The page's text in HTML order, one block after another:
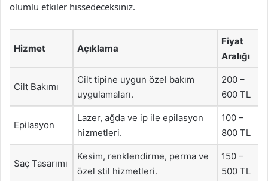
olumlu etkiler hissedeceksiniz.
Hizmet Açıklama
Fiyat
Aralığı
Cilt Bakımı
Cilt tipine uygun özel bakım
uygulamaları.
200 –
600 TL
Epilasyon
Lazer, ağda ve ip ile epilasyon
hizmetleri.
100 –
800 TL
Saç Tasarımı
Kesim, renklendirme, perma ve
özel stil hizmetleri.
150 –
500 TL